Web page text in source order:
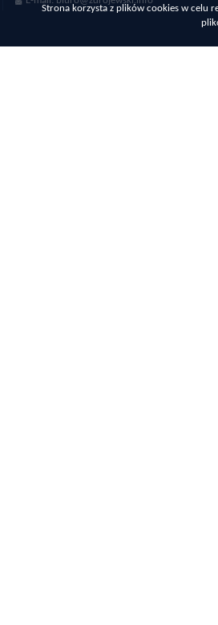
Strona korzysta z plików cookies w celu